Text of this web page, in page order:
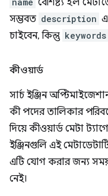
বৈশিষ্ট্য হল
সম্ভবত description
চাইবেন, কিন্তু keywords
কীওয়ার্ড
সার্চ ইঞ্জিন
কী পদের তালিকার
দিয়ে কীওয়ার্ড মেটা
ইঞ্জিনগুলি এই
এটি যোগ করার জন্য সময়,
নেই।